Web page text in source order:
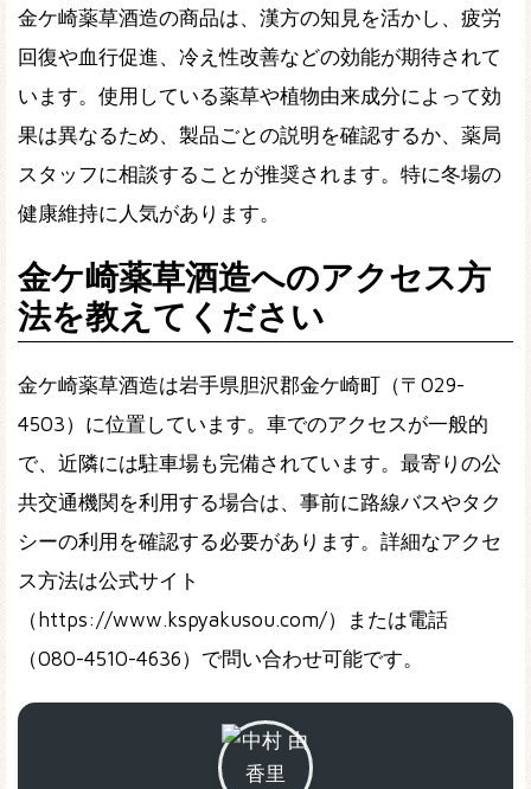
金ケ崎薬草酒造の商品は、漢方の知見を活かし、疲労
回復や血行促進、冷え性改善などの効能が期待されて
います。使用している薬草や植物由来成分によって効
果は異なるため、製品ごとの説明を確認するか、薬局
スタッフに相談することが推奨されます。特に冬場の
健康維持に人気があります。
金ケ崎薬草酒造へのアクセス方
法を教えてください
金ケ崎薬草酒造は岩手県胆沢郡金ケ崎町（〒029-
4503）に位置しています。車でのアクセスが一般的
で、近隣には駐車場も完備されています。最寄りの公
共交通機関を利用する場合は、事前に路線バスやタク
シーの利用を確認する必要があります。詳細なアクセ
ス方法は公式サイト
（https://www.kspyakusou.com/）または電話
（080-4510-4636）で問い合わせ可能です。